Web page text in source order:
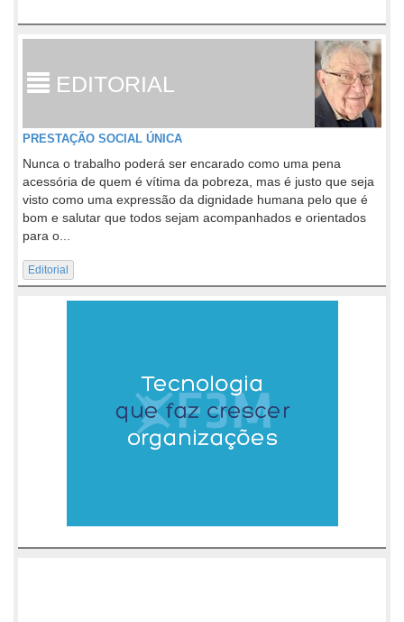
EDITORIAL
PRESTAÇÃO SOCIAL ÚNICA
Nunca o trabalho poderá ser encarado como uma pena
acessória de quem é vítima da pobreza, mas é justo que seja
visto como uma expressão da dignidade humana pelo que é
bom e salutar que todos sejam acompanhados e orientados
para o...
Editorial